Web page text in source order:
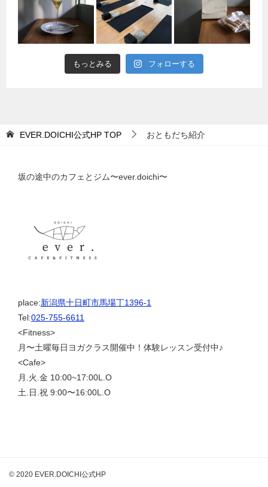
もっとみる フォローする
EVER.DOICHI公式HP TOP おともだち紹介
坂の途中のカフェとジム〜ever.doichi〜
place:新潟県十日町市馬場丁1396-1
Tel:025-755-6611
<Fitness>
月〜土曜毎日ヨガクラス開催中！体験レッスン受付中♪
<Cafe>
月.火.金 10:00~17:00L.O
土.日.祝 9:00〜16:00L.O
© 2020 EVER.DOICHI公式HP